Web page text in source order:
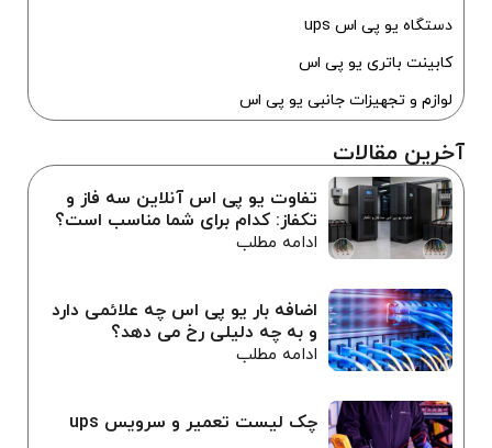
دستگاه یو پی اس ups
کابینت باتری یو پی اس
لوازم و تجهیزات جانبی یو پی اس
آخرین مقالات
تفاوت یو پی اس آنلاین سه فاز و
تکفاز: کدام برای شما مناسب است؟
ادامه مطلب
اضافه بار یو پی اس چه علائمی دارد
و به چه دلیلی رخ می دهد؟
ادامه مطلب
چک لیست تعمیر و سرویس ups